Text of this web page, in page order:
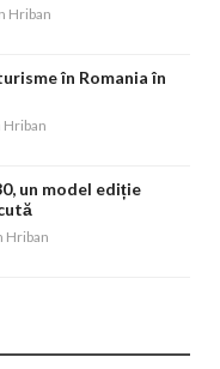
Hriban
în Romania în
un model ediție
Hriban